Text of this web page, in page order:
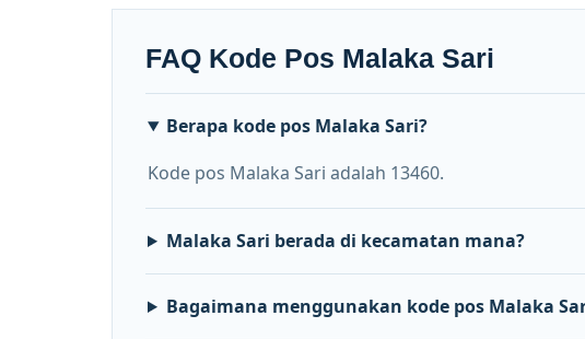
FAQ Kode Pos Malaka Sari
Berapa kode pos Malaka Sari?
Kode pos Malaka Sari adalah 13460.
Malaka Sari berada di kecamatan mana?
Bagaimana menggunakan kode pos Malaka